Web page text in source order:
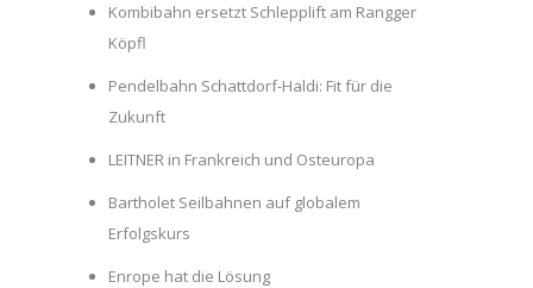
Kombibahn ersetzt Schlepplift am Rangger
Köpfl
Pendelbahn Schattdorf-Haldi: Fit für die
Zukunft
LEITNER in Frankreich und Osteuropa
Bartholet Seilbahnen auf globalem
Erfolgskurs
Enrope hat die Lösung